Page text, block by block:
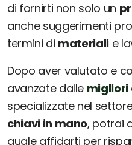
di fornirti non solo un
anche suggerimenti
termini di materiali e
Dopo aver valutato e
avanzate dalle migliori
specializzate nel
chiavi in mano, potrai
quale affidarti per